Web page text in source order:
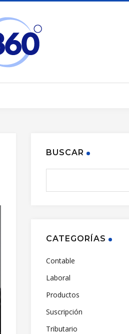
BUSCAR
CATEGORÍAS
Contable
Laboral
Productos
Suscripción
Tributario